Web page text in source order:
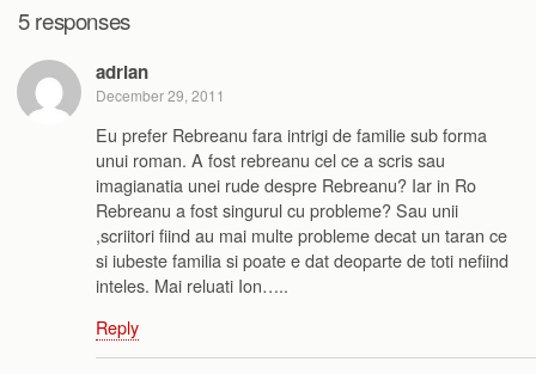
5 responses
adrian
December 29, 2011
Eu prefer Rebreanu fara intrigi de familie sub forma
unui roman. A fost rebreanu cel ce a scris sau
imagianatia unei rude despre Rebreanu? Iar in Ro
Rebreanu a fost singurul cu probleme? Sau unii
,scriitori fiind au mai multe probleme decat un taran ce
si iubeste familia si poate e dat deoparte de toti nefiind
inteles. Mai reluati Ion…..
Reply